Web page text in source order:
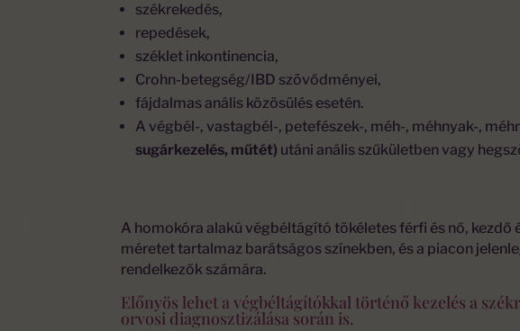
székrekedés,
repedések,
széklet inkontinencia,
Crohn-betegség/IBD szövődményei,
fájdalmas anális közösülés esetén.
A végbél-, vastagbél-, petefészek-, méh-, méhnyak-,
sugárkezelés, műtét) utáni anális szűkületben vagy
A homokóra alakú végbéltágító tökéletes férfi és nő,
méretet tartalmaz barátságos színekben, és a piacon
rendelkezők számára.
Előnyös lehet a végbéltágítókkal történő kezelés a
orvosi diagnosztizálása során is.